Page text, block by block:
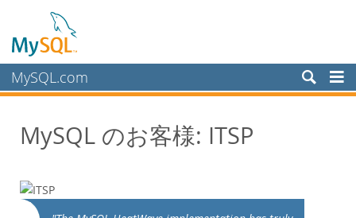
MySQL.com
サービス
お客様
MySQL のお客様: ITSP